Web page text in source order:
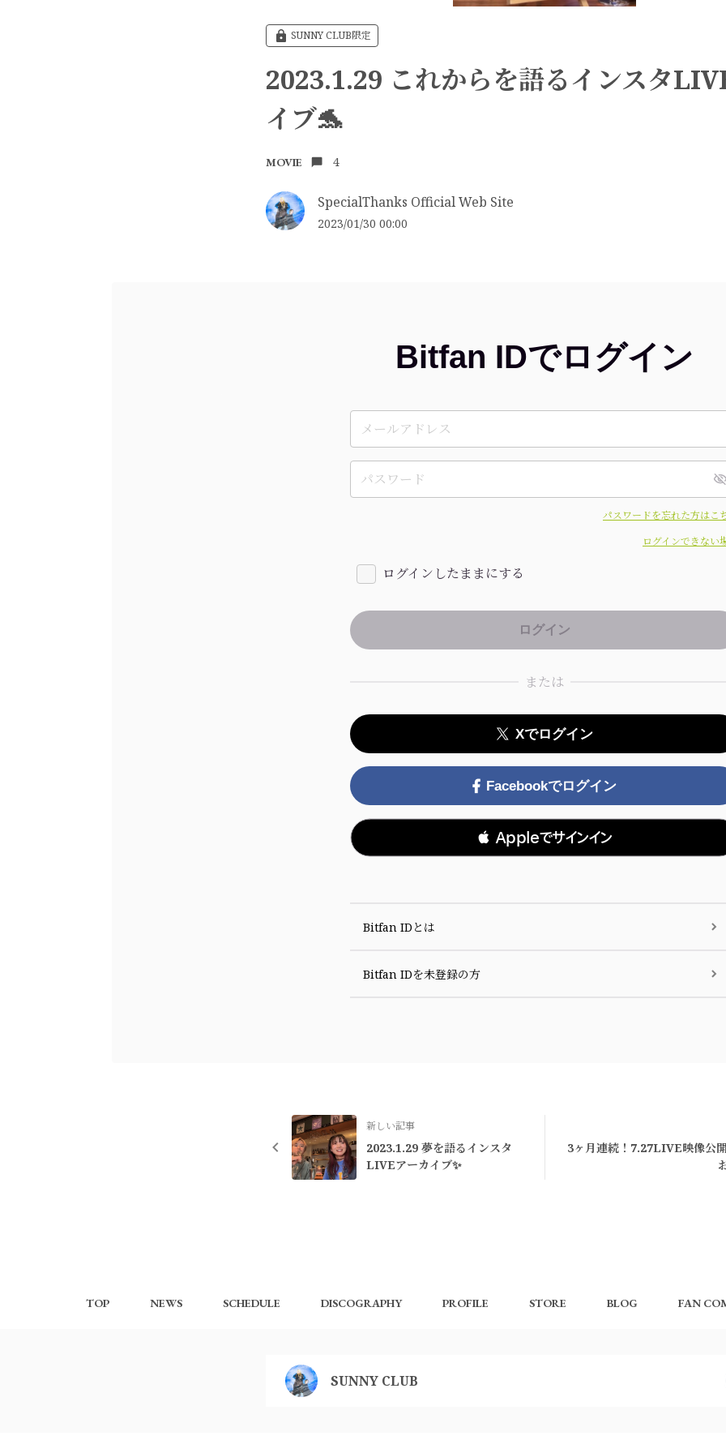
SUNNY CLUB限定
2023.1.29 これからを語るインスタ
イブ🐬
MOVIE 4
SpecialThanks Official Web Site
2023/01/30 00:00
Bitfan IDでログイン
パスワードを忘れた方はこ
ログインできない
ログインしたままにする
または
Xでログイン
Facebookでログイン
 Appleでサインイン
Bitfan IDとは
Bitfan IDを未登録の方
新しい記事
2023.1.29 夢を語るインスタ
LIVEアーカイブ✨
3ヶ月連続！7.27LIVE映像公
TOP NEWS SCHEDULE DISCOGRAPHY PROFILE STORE BLOG FAN
SUNNY CLUB